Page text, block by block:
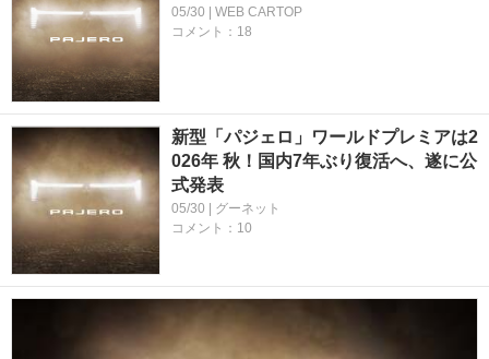
05/30 | WEB CARTOP
コメント：18
新型「パジェロ」ワールドプレミアは2
026年 秋！国内7年ぶり復活へ、遂に公
式発表
05/30 | グーネット
コメント：10